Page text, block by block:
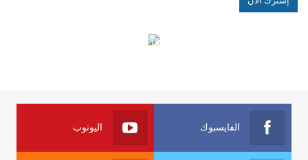
الهياكل الخاضعة لقانون النفاذ إلى المعلومة
الفايسبوك اليوتوب